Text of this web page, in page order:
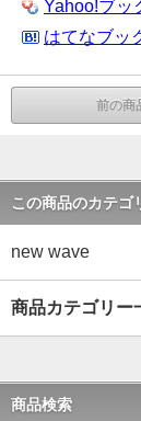
Yahoo!ブッ
はてなブッ
前の商
この商品のカテゴ
new wave
商品カテゴリー
商品検索